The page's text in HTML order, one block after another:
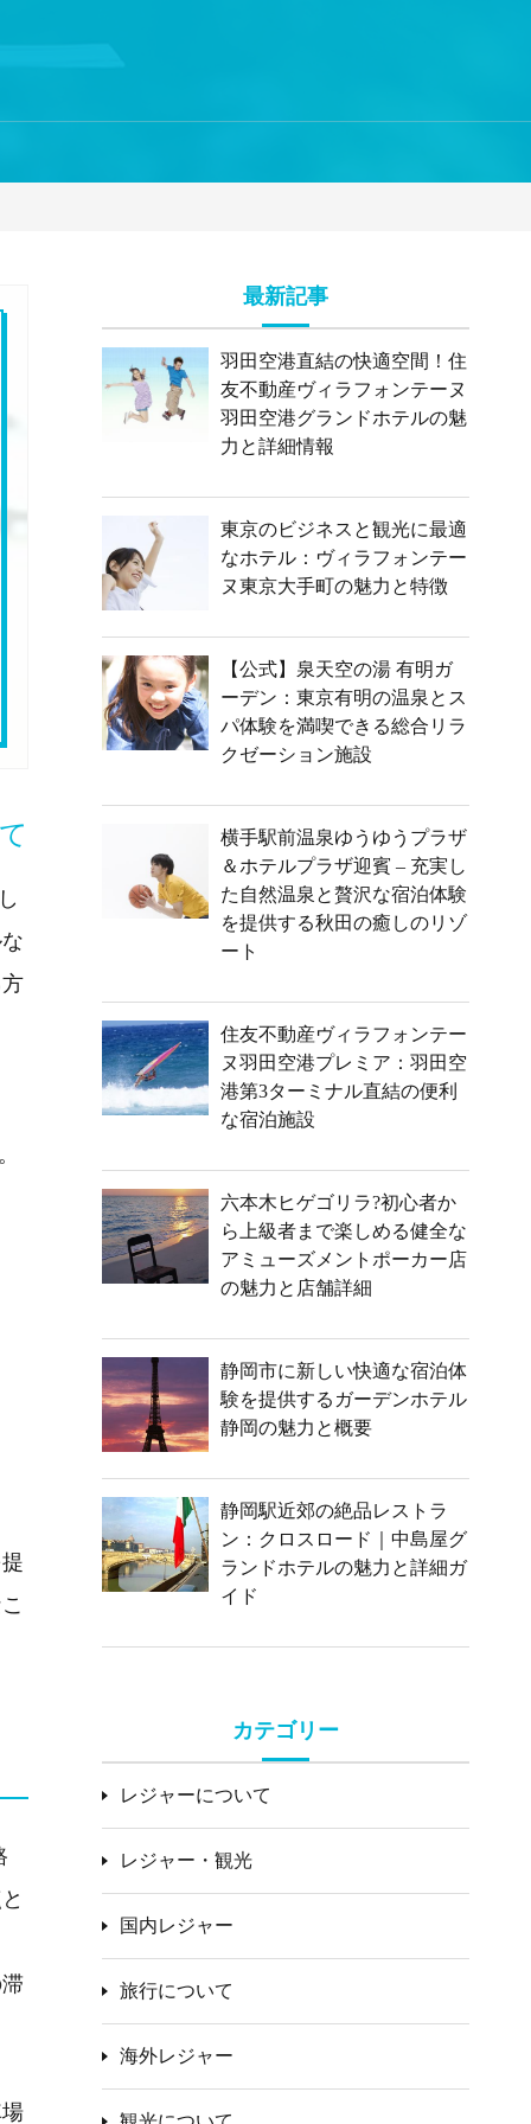
最新記事
羽田空港直結の快適空間！住
友不動産ヴィラフォンテーヌ
羽田空港グランドホテルの魅
力と詳細情報
東京のビジネスと観光に最適
なホテル：ヴィラフォンテー
ヌ東京大手町の魅力と特徴
【公式】泉天空の湯 有明ガ
ーデン：東京有明の温泉とス
パ体験を満喫できる総合リラ
クゼーション施設
横手駅前温泉ゆうゆうプラザ
＆ホテルプラザ迎賓 – 充実し
た自然温泉と贅沢な宿泊体験
を提供する秋田の癒しのリゾ
ート
住友不動産ヴィラフォンテー
ヌ羽田空港プレミア：羽田空
港第3ターミナル直結の便利
な宿泊施設
六本木ヒゲゴリラ?初心者か
ら上級者まで楽しめる健全な
アミューズメントポーカー店
の魅力と店舗詳細
静岡市に新しい快適な宿泊体
験を提供するガーデンホテル
静岡の魅力と概要
静岡駅近郊の絶品レストラ
ン：クロスロード｜中島屋グ
ランドホテルの魅力と詳細ガ
イド
カテゴリー
レジャーについて
レジャー・観光
国内レジャー
旅行について
海外レジャー